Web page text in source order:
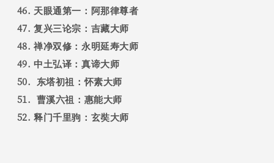
天眼通第一：阿那律尊者
复兴三论宗：吉藏大师
禅净双修：永明延寿大师
中土弘译：真谛大师
东塔初祖：怀素大师
曹溪六祖：惠能大师
释门千里驹：玄奘大师